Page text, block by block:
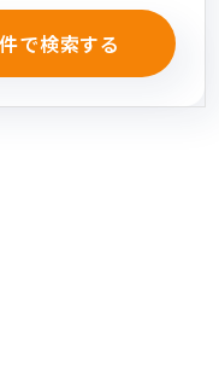
で検索する